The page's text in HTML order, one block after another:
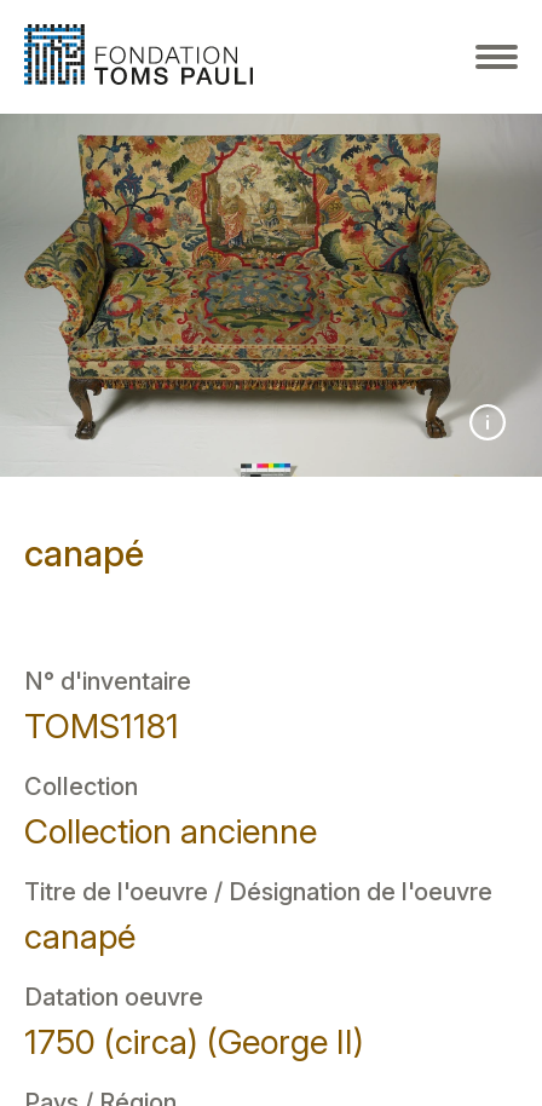
canapé
N° d'inventaire
TOMS1181
Collection
Collection ancienne
Titre de l'oeuvre / Désignation de l'oeuvre
canapé
Datation oeuvre
1750 (circa) (George II)